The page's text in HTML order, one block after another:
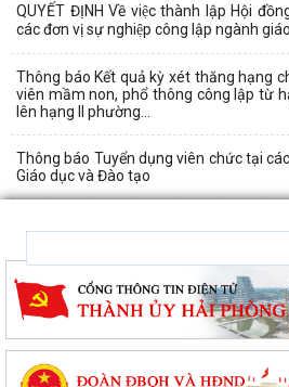
QUYẾT ĐỊNH Về việc thành lập Hội
các đơn vị sự nghiệp công lập ngành
Thông báo Kết quả kỳ xét thăng hạng
viên mầm non, phổ thông công lập từ
lên hạng II phường...
Thông báo Tuyển dụng viên chức tại
Giáo dục và Đào tạo